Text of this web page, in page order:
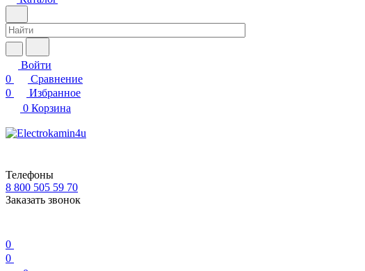
Войти
0
Сравнение
0
Избранное
0 Корзина
Телефоны
8 800 505 59 70
Заказать звонок
0
0